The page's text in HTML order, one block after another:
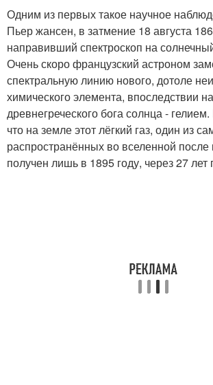
Одним из первых такое научное
Пьер жансен, в затмение 18 августа
направивший спектроскоп на
Очень скоро французский астроном
спектральную линию нового, дотоле
химического элемента, впоследствии
древнегреческого бога солнца -
что на земле этот лёгкий газ, один из
распространённых во вселенной
получен лишь в 1895 году, через 27 лет